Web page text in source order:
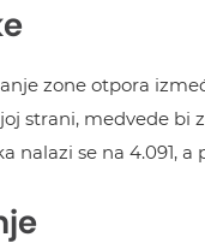
zone otpora
strani, medvede bi
se na 4.091,